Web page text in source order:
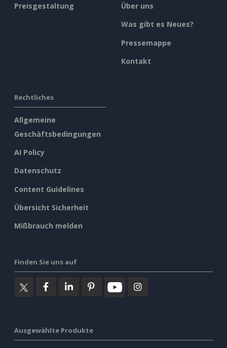
Preisgestaltung
Über uns
Was gibt es Neues?
Pressemappe
Kontakt
Rechtliches
Allgemeine
Geschäftsbedingungen
AI Policy
Datenschutz
Content Guidelines
Übersicht Sicherheit
Mißbrauch melden
Finden Sie uns auf
Ausgewählte Produkte